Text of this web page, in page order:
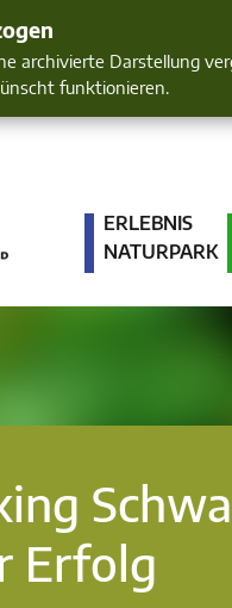
archivierte Darstellung
funktionieren.
Mensch
ERLEBNIS
NATURPARK
Erfolg